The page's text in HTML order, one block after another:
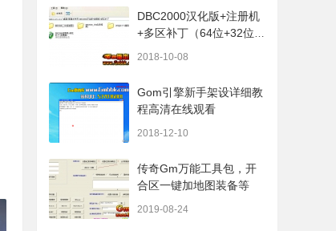
DBC2000汉化版+注册机
+多区补丁（64位+32位的
2018-10-08
Gom引擎新手架设详细教
程高清在线观看
2018-12-10
传奇Gm万能工具包，开
合区一键加地图装备等
2019-08-24